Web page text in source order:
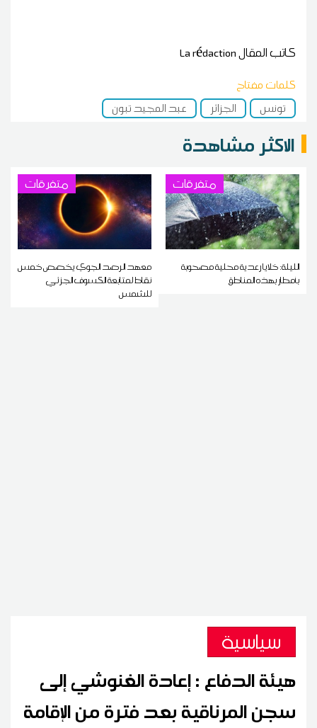
كاتب المقالLa rédaction
كلمات مفتاح
تونس
الجزائر عبد المجيد تبون
الاكثر مشاهدة
متفرقات
الليلة: خلايا رعدية محلية مصحوبة
بأمطار بهذه المناطق
متفرقات
معهد الرصد الجوي يخصص خمس
نقاط لمتابعة الكسوف الجزئي
للشمس
سياسية
هيئة الدفاع : إعادة الغنوشي إلى
سجن المرناقية بعد فترة من الإقامة